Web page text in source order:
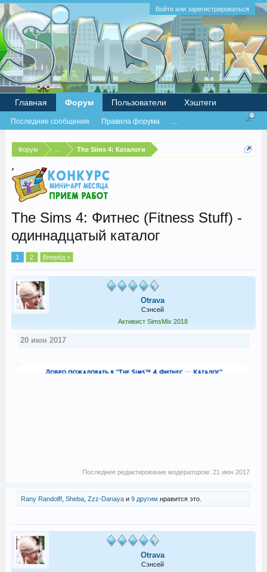
Войти или зарегистрироваться
Форум The Sims 4: Каталоги
The Sims 4: Фитнес (Fitness Stuff) -
одиннадцатый каталог
1 2 Вперёд >
Otrava
Сэнсей
Активист SimsMix 2018
20 июн 2017
Последнее редактирование модератором:21 июн 2017
Rany Randolff, Sheba, Zzz-Danayaи 9 другим нравится это.
Otrava
Сэнсей
Главная Форум
Последние сообщения Правила форума ...
Пользователи Хэштеги